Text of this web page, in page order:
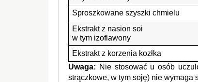
Sproszkowane szyszki chmielu
Ekstrakt z nasion soi
w tym izoflawony
Ekstrakt z korzenia kozłka
Uwaga: Nie stosować u osób
strączkowe, w tym soję) nie wymaga